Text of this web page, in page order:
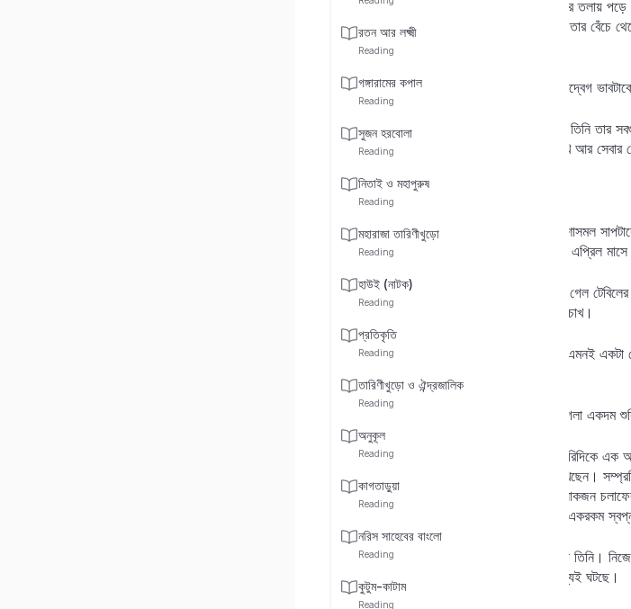
রতন আর লক্ষ্মী
Reading
গঙ্গারামের কপাল
Reading
সুজন হরবোলা
Reading
নিতাই ও মহাপুরুষ
Reading
মহারাজা তারিণীখুড়ো
Reading
হাউই (নাটক)
Reading
প্রতিকৃতি
Reading
তারিণীখুড়ো ও ঐন্দ্রজালিক
Reading
অনুকূল
Reading
কাগতাড়ুয়া
Reading
নরিস সাহেবের বাংলো
Reading
কুটুম-কাটাম
Reading
পথে একটা নেড়ি কুকুর তাঁর গাড়ির তলায়
না, যার পাঁজরার হাড় গোনা যায়, তার
কিন্তু এই স্মৃতিই তাঁর মনের নিরুদ্বেগ
জীবনে যত প্রাণী হত্যা করেছেন তিনি
কুচকুচে কালো নাম-না-জানা পাখি আর
হ্যাঁ, সেটাও এসেছে।
জানালার দিকে চোখ যেতেই মিঃ শাসমল
সংলগ্ন টেবিলটার উপর উঠেছে। এপ্রিল
সাপের তিন ভাগের দুই ভাগ রয়ে গেল
করছে তার নির্মম, নিষ্পলক দুটি চোখ।
ঝাড়গ্রামে তাঁর মামাবাড়িতে ঠিক এমনই
মিঃ শাসমল অনুভব করলেন তাঁর গলা একদম
বাইরে ঝিঝির ডাক থেমে গিয়ে চারিদিকে
মনে হল তিনি হয়তো স্বপ্ন দেখেছেন।
কোথাও রয়েছেন, ঘরে অচেনা লোকজন
মুহর্তে বোধহয় এরকম হয়। এও একরকম
আজ অবিশ্যি স্বপ্ন দেখেছেন না তিনি।
ঘটেছে, এবং তাঁকে দেখানোর জন্যই ঘটছে।